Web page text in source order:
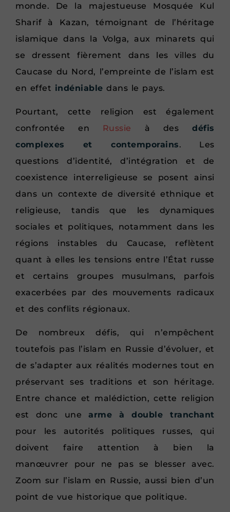
monde. De la majestueuse Mosquée Kul
Sharif à Kazan, témoignant de l’héritage
islamique dans la Volga, aux minarets qui
se dressent fièrement dans les villes du
Caucase du Nord, l’empreinte de l’islam est
en effet indéniable dans le pays.
Pourtant, cette religion est également
confrontée en
Russie à desdéfis
complexes et contemporains. Les
questions d’identité, d’intégration et de
coexistence interreligieuse se posent ainsi
dans un contexte de diversité ethnique et
religieuse, tandis que les dynamiques
sociales et politiques, notamment dans les
régions instables du Caucase, reflètent
quant à elles les tensions entre l’État russe
et certains groupes musulmans, parfois
exacerbées par des mouvements radicaux
et des conflits régionaux.
De nombreux défis, qui n’empêchent
toutefois pas l’islam en Russie d’évoluer, et
de s’adapter aux réalités modernes tout en
préservant ses traditions et son héritage.
Entre chance et malédiction, cette religion
est donc une arme à double tranchant
pour les autorités politiques russes, qui
doivent faire attention à bien la
manœuvrer pour ne pas se blesser avec.
Zoom sur l’islam en Russie, aussi bien d’un
point de vue historique que politique.